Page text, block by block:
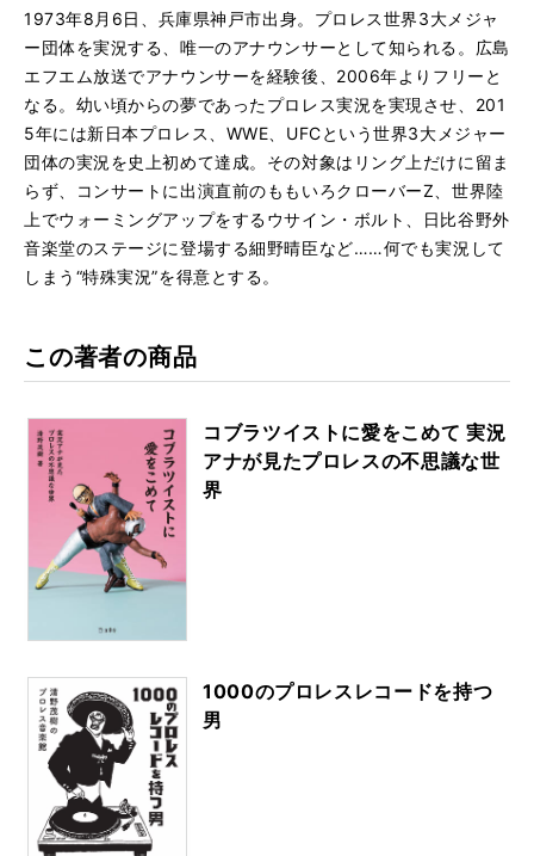
1973年8月6日、兵庫県神戸市出身。プロレス世界3大メジャ
ー団体を実況する、唯一のアナウンサーとして知られる。広島
エフエム放送でアナウンサーを経験後、2006年よりフリーと
なる。幼い頃からの夢であったプロレス実況を実現させ、201
5年には新日本プロレス、WWE、UFCという世界3大メジャー
団体の実況を史上初めて達成。その対象はリング上だけに留ま
らず、コンサートに出演直前のももいろクローバーZ、世界陸
上でウォーミングアップをするウサイン・ボルト、日比谷野外
音楽堂のステージに登場する細野晴臣など……何でも実況して
しまう“特殊実況”を得意とする。
この著者の商品
コブラツイストに愛をこめて 実況
アナが見たプロレスの不思議な世
界
1000のプロレスレコードを持つ
男